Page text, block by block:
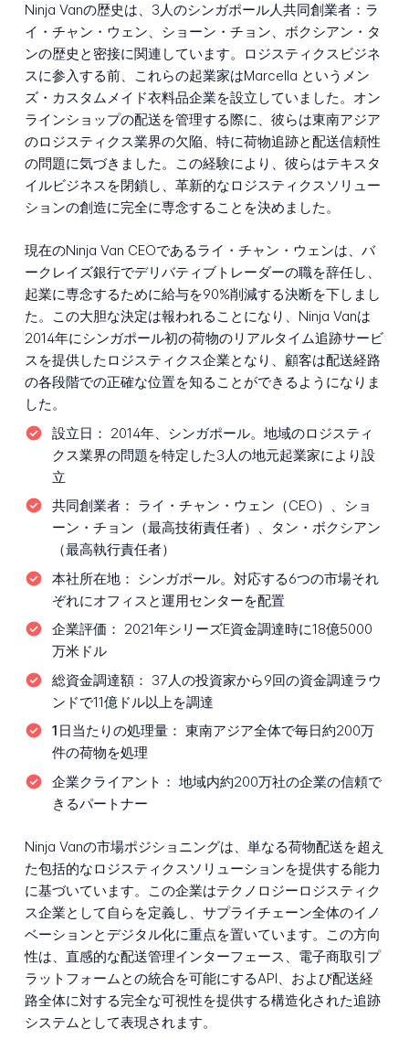
Ninja Vanの歴史は、3人のシンガポール人共同創業者：ラ
イ・チャン・ウェン、ショーン・チョン、ボクシアン・タ
ンの歴史と密接に関連しています。ロジスティクスビジネ
スに参入する前、これらの起業家はMarcella というメン
ズ・カスタムメイド衣料品企業を設立していました。オン
ラインショップの配送を管理する際に、彼らは東南アジア
のロジスティクス業界の欠陥、特に荷物追跡と配送信頼性
の問題に気づきました。この経験により、彼らはテキスタ
イルビジネスを閉鎖し、革新的なロジスティクスソリュー
ションの創造に完全に専念することを決めました。
現在のNinja Van CEOであるライ・チャン・ウェンは、バ
ークレイズ銀行でデリバティブトレーダーの職を辞任し、
起業に専念するために給与を90%削減する決断を下しまし
た。この大胆な決定は報われることになり、Ninja Vanは
2014年にシンガポール初の荷物のリアルタイム追跡サービ
スを提供したロジスティクス企業となり、顧客は配送経路
の各段階での正確な位置を知ることができるようになりま
した。
設立日： 2014年、シンガポール。地域のロジスティ
クス業界の問題を特定した3人の地元起業家により設
立
共同創業者： ライ・チャン・ウェン（CEO）、ショ
ーン・チョン（最高技術責任者）、タン・ボクシアン
（最高執行責任者）
本社所在地： シンガポール。対応する6つの市場それ
ぞれにオフィスと運用センターを配置
企業評価： 2021年シリーズE資金調達時に18億5000
万米ドル
総資金調達額： 37人の投資家から9回の資金調達ラウ
ンドで11億ドル以上を調達
1日当たりの処理量： 東南アジア全体で毎日約200万
件の荷物を処理
企業クライアント： 地域内約200万社の企業の信頼で
きるパートナー
Ninja Vanの市場ポジショニングは、単なる荷物配送を超え
た包括的なロジスティクスソリューションを提供する能力
に基づいています。この企業はテクノロジーロジスティク
ス企業として自らを定義し、サプライチェーン全体のイノ
ベーションとデジタル化に重点を置いています。この方向
性は、直感的な配送管理インターフェース、電子商取引プ
ラットフォームとの統合を可能にするAPI、および配送経
路全体に対する完全な可視性を提供する構造化された追跡
システムとして表現されます。